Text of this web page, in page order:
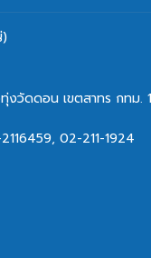
วัดดอน เขตสาทร กทม.
, 02-211-1924